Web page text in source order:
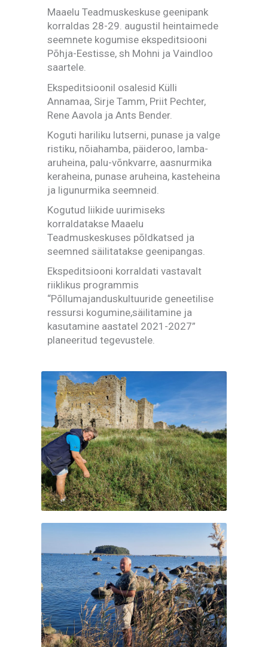
Maaelu Teadmuskeskuse geenipank
korraldas 28-29. augustil heintaimede
seemnete kogumise ekspeditsiooni
Põhja-Eestisse, sh Mohni ja Vaindloo
saartele.
Ekspeditsioonil osalesid Külli
Annamaa, Sirje Tamm, Priit Pechter,
Rene Aavola ja Ants Bender.
Koguti hariliku lutserni, punase ja valge
ristiku, nõiahamba, päideroo, lamba-
aruheina, palu-võnkvarre, aasnurmika
keraheina, punase aruheina, kasteheina
ja ligunurmika seemneid.
Kogutud liikide uurimiseks
korraldatakse Maaelu
Teadmuskeskuses põldkatsed ja
seemned säilitatakse geenipangas.
Ekspeditsiooni korraldati vastavalt
riiklikus programmis
“Põllumajanduskultuuride geneetilise
ressursi kogumine,säilitamine ja
kasutamine aastatel 2021-2027”
planeeritud tegevustele.